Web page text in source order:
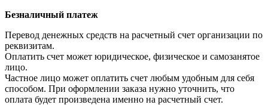
Безналичный платеж
Перевод денежных средств на расчетный счет организации по
реквизитам.
Оплатить счет может юридическое, физическое и самозанятое
лицо.
Частное лицо может оплатить счет любым удобным для себя
способом. При оформлении заказа нужно уточнить, что
оплата будет произведена именно на расчетный счет.